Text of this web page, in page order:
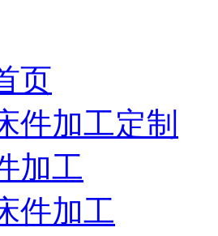
页
件加工定制
加工
件加工